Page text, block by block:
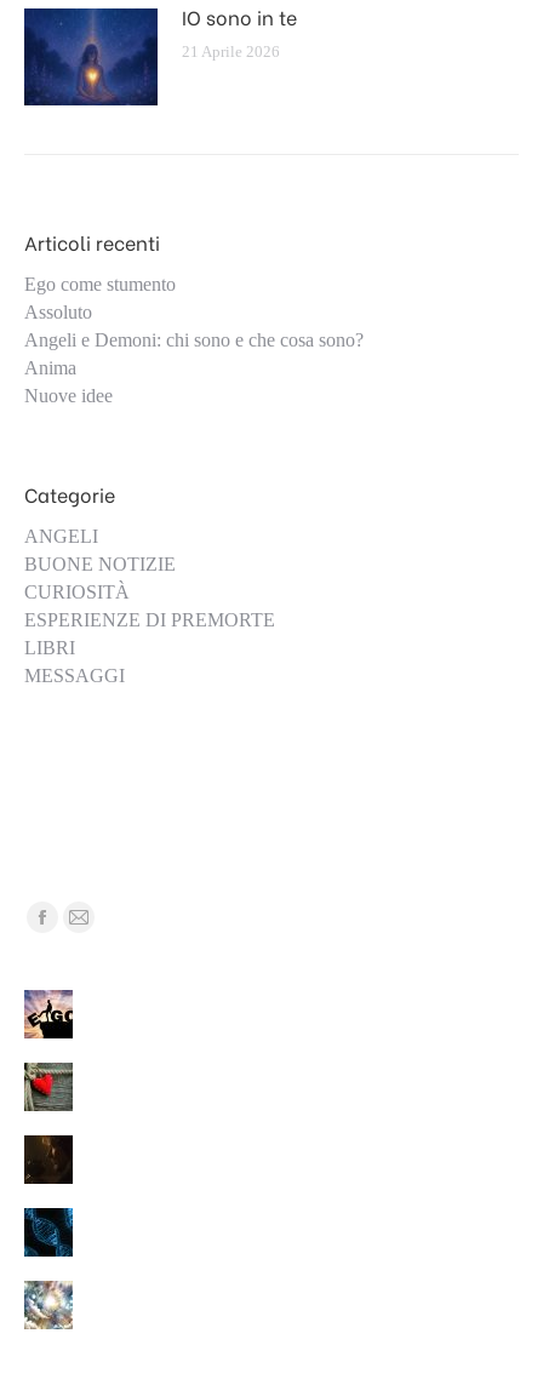
IO sono in te
21 Aprile 2026
Articoli recenti
Ego come stumento
Assoluto
Angeli e Demoni: chi sono e che cosa sono?
Anima
Nuove idee
Categorie
ANGELI
BUONE NOTIZIE
CURIOSITÀ
ESPERIENZE DI PREMORTE
LIBRI
MESSAGGI